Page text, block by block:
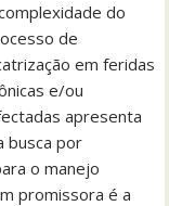
do
de
em feridas
e/ou
apresenta
busca por
o manejo
promissora é a